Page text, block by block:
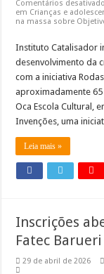
Comentários
em Crianças e
na massa sobre
Instituto Catalisador
desenvolvimento da
com a iniciativa
aproximadamente
Oca Escola Cultural,
Invenções, uma
Leia mais »
Inscrições
Fatec
29 de abril de 2026